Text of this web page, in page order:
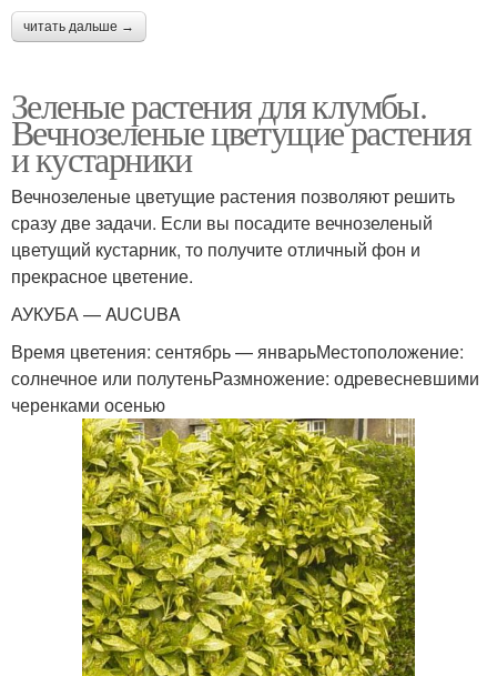
читать дальше →
Зеленые растения для клумбы.
Вечнозеленые цветущие растения
и кустарники
Вечнозеленые цветущие растения позволяют решить
сразу две задачи. Если вы посадите вечнозеленый
цветущий кустарник, то получите отличный фон и
прекрасное цветение.
АУКУБА — AUCUBA
Время цветения: сентябрь — январьМестоположение:
солнечное или полутеньРазмножение: одревесневшими
черенками осенью